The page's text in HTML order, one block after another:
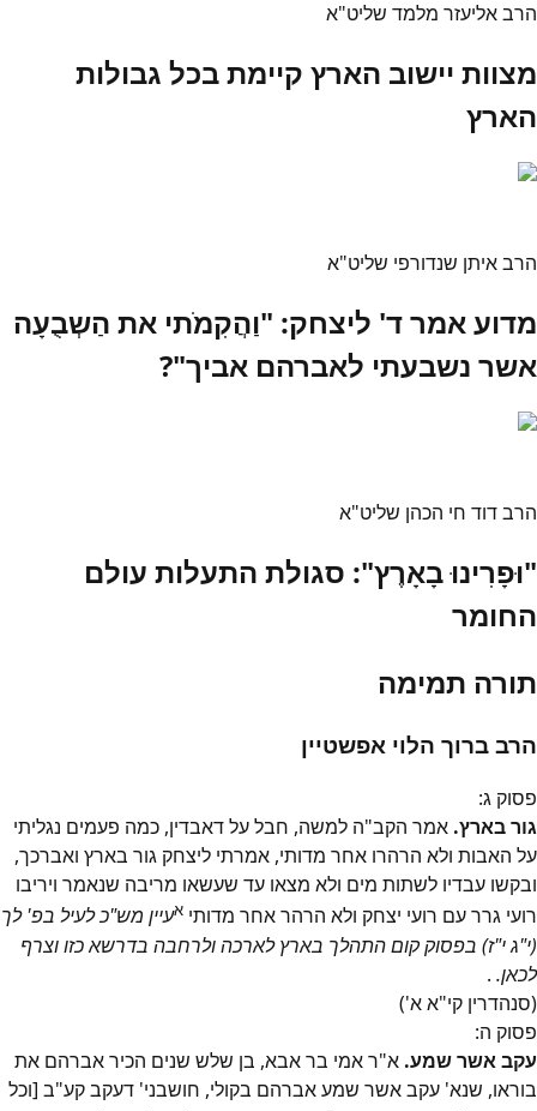
הרב אליעזר מלמד שליט"א
מצוות יישוב הארץ קיימת בכל גבולות
הארץ
הרב איתן שנדורפי שליט"א
מדוע אמר ד' ליצחק: "וַהֲקִמֹתי את הַשְבֻעָה
אשר נשבעתי לאברהם אביך"?
הרב דוד חי הכהן שליט"א
"וּפָרִינוּ בָאָרֶץ": סגולת התעלות עולם
החומר
תורה תמימה
הרב ברוך הלוי אפשטיין
פסוק ג:
גור בארץ. אמר הקב"ה למשה, חבל על דאבדין, כמה פעמים נגליתי
על האבות ולא הרהרו אחר מדותי, אמרתי ליצחק גור בארץ ואברכך,
ובקשו עבדיו לשתות מים ולא מצאו עד שעשאו מריבה שנאמר ויריבו
רועי גרר עם רועי יצחק ולא הרהר אחר מדותי אעיין מש"כ לעיל בפ' לך
(י"ג י"ז) בפסוק קום התהלך בארץ לארכה ולרחבה בדרשא כזו וצרף
לכאן. .
(סנהדרין קי"א א')
פסוק ה:
עקב אשר שמע. א"ר אמי בר אבא, בן שלש שנים הכיר אברהם את
בוראו, שנא' עקב אשר שמע אברהם בקולי, חושבני' דעקב קע"ב [וכל